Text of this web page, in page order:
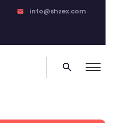
email info@shzex.com
search